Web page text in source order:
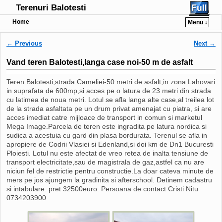
Terenuri Balotesti
Home Menu ↓
Post navigation
← Previous Next →
Vand teren Balotesti,langa case noi-50 m de asfalt
Teren Balotesti,strada Cameliei-50 metri de asfalt,in zona Lahovari
in suprafata de 600mp,si acces pe o latura de 23 metri din strada
cu latimea de noua metri. Lotul se afla langa alte case,al treilea lot
de la strada asfaltata pe un drum privat amenajat cu piatra, si are
acces imediat catre mijloace de transport in comun si marketul
Mega Image.Parcela de teren este ingradita pe latura nordica si
sudica a acestuia cu gard din plasa bordurata. Terenul se afla in
apropiere de Codrii Vlasiei si Edenland,si doi km de Dn1 Bucuresti
Ploiesti. Lotul nu este afectat de vreo retea de inalta tensiune de
transport electricitate,sau de magistrala de gaz,astfel ca nu are
niciun fel de restrictie pentru constructie.La doar cateva minute de
mers pe jos ajungem la gradinita si afterschool. Detinem cadastru
si intabulare. pret 32500euro. Persoana de contact Cristi Nitu
0734203900